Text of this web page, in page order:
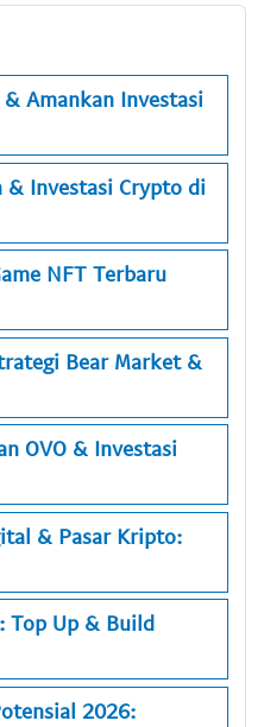
Amankan Investasi
& Investasi Crypto di
NFT Terbaru
Bear Market &
OVO & Investasi
& Pasar Kripto:
Top Up & Build
2026: